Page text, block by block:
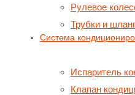
Рулевое
Трубки и
Система
Испаритель
Клапан